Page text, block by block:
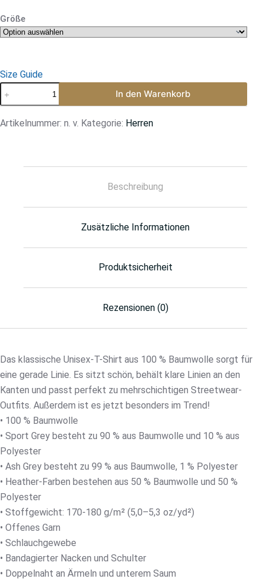
Größe
Size Guide
In den Warenkorb
Artikelnummer: n. v. Kategorie: Herren
Beschreibung
Zusätzliche Informationen
Produktsicherheit
Rezensionen (0)
Das klassische Unisex-T-Shirt aus 100 % Baumwolle sorgt für
eine gerade Linie. Es sitzt schön, behält klare Linien an den
Kanten und passt perfekt zu mehrschichtigen Streetwear-
Outfits. Außerdem ist es jetzt besonders im Trend!
• 100 % Baumwolle
• Sport Grey besteht zu 90 % aus Baumwolle und 10 % aus
Polyester
• Ash Grey besteht zu 99 % aus Baumwolle, 1 % Polyester
• Heather-Farben bestehen aus 50 % Baumwolle und 50 %
Polyester
• Stoffgewicht: 170-180 g/m² (5,0–5,3 oz/yd²)
• Offenes Garn
• Schlauchgewebe
• Bandagierter Nacken und Schulter
• Doppelnaht an Ärmeln und unterem Saum